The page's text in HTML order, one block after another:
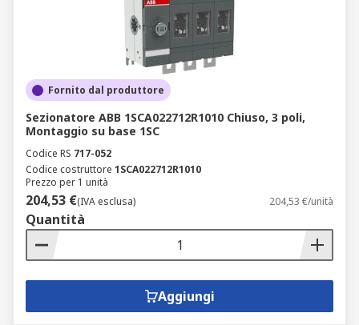
Fornito dal produttore
Sezionatore ABB 1SCA022712R1010 Chiuso, 3 poli,
Montaggio su base 1SC
Codice RS 717-052
Codice costruttore 1SCA022712R1010
Prezzo per 1 unità
204,53 €(IVA esclusa) 204,53 €/unità
Quantità
Aggiungi